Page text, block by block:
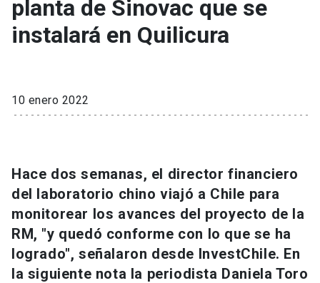
institutos
Investigación
Extensión
Universidad
Información para keyboard_arrow_down
Futuros estudiantes
Go to english site launch
planta de Sinovac que se
instalará en Quilicura
10 enero 2022
Hace dos semanas, el director financiero
del laboratorio chino viajó a Chile para
monitorear los avances del proyecto de la
RM, "y quedó conforme con lo que se ha
logrado", señalaron desde InvestChile. En
la siguiente nota la periodista Daniela Toro